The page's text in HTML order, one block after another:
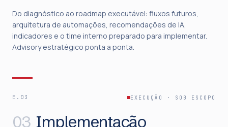
Do diagnóstico ao roadmap executável: fluxos futuros,
arquitetura de automações, recomendações de IA,
indicadores e o time interno preparado para implementar.
Advisory estratégico ponta a ponta.
E.03 EXECUÇÃO · SOB ESCOPO
03 Implementação